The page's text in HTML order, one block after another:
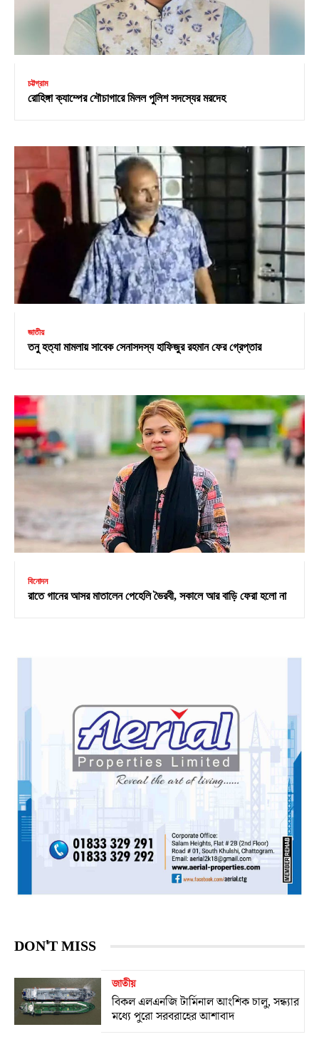
চট্টগ্রাম
রোহিঙ্গা ক্যাম্পের শৌচাগারে মিলল পুলিশ সদস্যের মরদেহ
জাতীয়
তনু হত্যা মামলায় সাবেক সেনাসদস্য হাফিজুর রহমান ফের গ্রেপ্তার
বিনোদন
রাতে গানের আসর মাতালেন পেহেলি ভৈরবী, সকালে আর বাড়ি ফেরা হলো না
DON'T MISS
জাতীয়
বিকল এলএনজি টার্মিনাল আংশিক চালু, সন্ধ্যার
মধ্যে পুরো সরবরাহের আশাবাদ